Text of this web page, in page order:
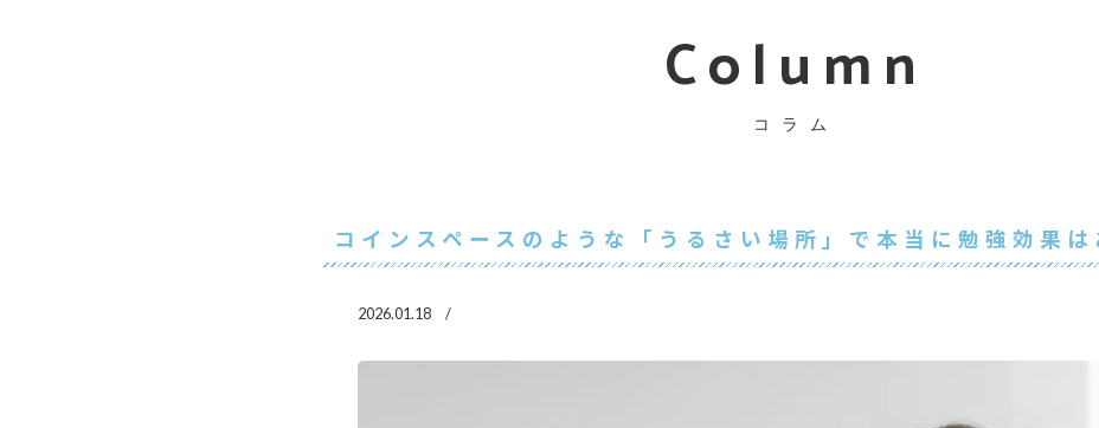
Column
コラム
コインスペースのような「うるさい場所」で本当に勉強効果は
2026.01.18